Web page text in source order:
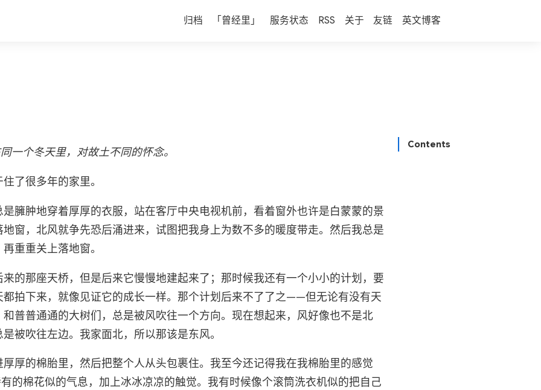
归档 「曾经里」 服务状态 RSS 关于 友链 英文博客
Contents
一个冬天里，对故土不同的怀念。
了很多年的家里。
臃肿地穿着厚厚的衣服，站在客厅中央电视机前，看着窗外也许是白蒙蒙的景
窗，北风就争先恐后涌进来，试图把我身上为数不多的暖度带走。然后我总是
重重关上落地窗。
的那座天桥，但是后来它慢慢地建起来了；那时候我还有一个小小的计划，要
都拍下来，就像见证它的成长一样。那个计划后来不了了之——但无论有没有天
普普通通的大树们，总是被风吹往一个方向。现在想起来，风好像也不是北
被吹往左边。我家面北，所以那该是东风。
厚的棉胎里，然后把整个人从头包裹住。我至今还记得我在我棉胎里的感觉
的棉花似的气息，加上冰冰凉凉的触觉。我有时候像个滚筒洗衣机似的把自己